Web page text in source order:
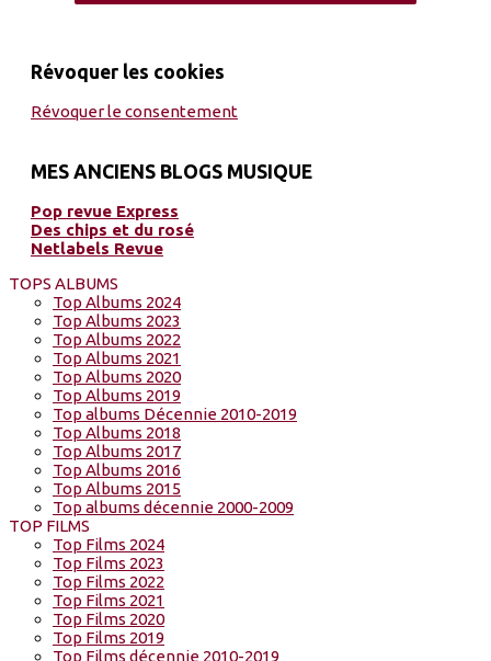
Révoquer les cookies
Révoquer le consentement
MES ANCIENS BLOGS MUSIQUE
Pop revue Express
Des chips et du rosé
Netlabels Revue
TOPS ALBUMS
Top Albums 2024
Top Albums 2023
Top Albums 2022
Top Albums 2021
Top Albums 2020
Top Albums 2019
Top albums Décennie 2010-2019
Top Albums 2018
Top Albums 2017
Top Albums 2016
Top Albums 2015
Top albums décennie 2000-2009
TOP FILMS
Top Films 2024
Top Films 2023
Top Films 2022
Top Films 2021
Top Films 2020
Top Films 2019
Top Films décennie 2010-2019